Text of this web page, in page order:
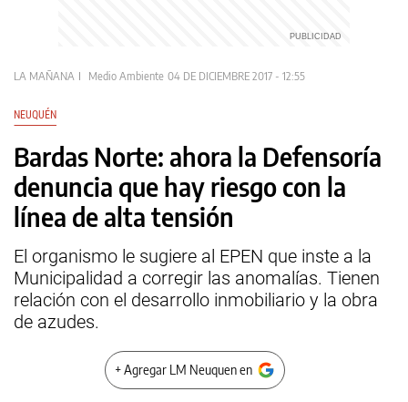
LA MAÑANA Medio Ambiente 04 DE DICIEMBRE 2017 - 12:55
NEUQUÉN
Bardas Norte: ahora la Defensoría
denuncia que hay riesgo con la
línea de alta tensión
El organismo le sugiere al EPEN que inste a la
Municipalidad a corregir las anomalías. Tienen
relación con el desarrollo inmobiliario y la obra
de azudes.
+ Agregar LM Neuquen en